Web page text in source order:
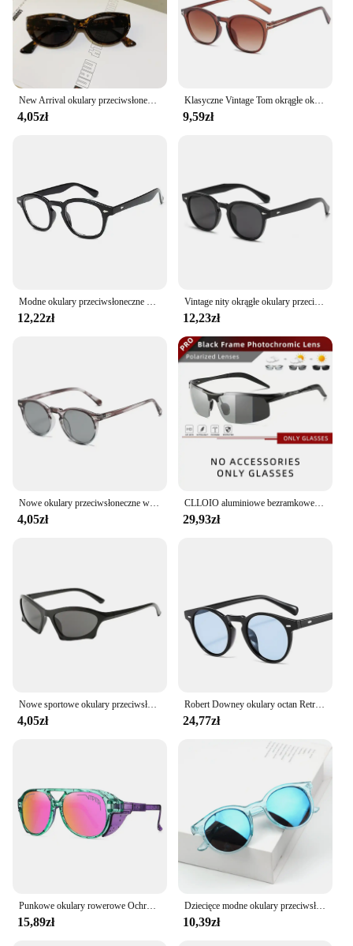
New Arrival okulary przeciwsłoneczne Cat Eye damskie owalne okulary eliptyczne kwadratowe okulary przeciwsłoneczne marki Vintage dla kobiet okulary damskie
4,05zł
Klasyczne Vintage Tom okrągłe okulary przeciwsłoneczne męskie w stylu Retro marka projektant okulary przeciwsłoneczne męskie kobiece moda Street Tide unisex kobieta
9,59zł
Modne okulary przeciwsłoneczne mężczyźni kobiety Vintage okrągły odcień Ocean przezroczyste niebieskie soczewki marka Design okulary przeciwsłoneczne óculos De Sol
12,22zł
Vintage nity okrągłe okulary przeciwsłoneczne męskie kobiety Retro plastikowe owalne okulary przeciwsłoneczne męskie klasyczne letnie wakacje okulary przeciwsłoneczne do jazdy
12,23zł
Nowe okulary przeciwsłoneczne w stylu Retro spolaryzowane męskie damskie małe okrągłe okulary przeciwsłoneczne dla męskich okularów literackich w stylu Vintage
4,05zł
CLLOIO aluminiowe bezramkowe fotochromowe okulary przeciwsłoneczne męskie spolaryzowane okulary przeciwodblaskowe do jazdy kameleon podróżne gogle wędkarskie UV400
29,93zł
Nowe sportowe okulary przeciwsłoneczne Y2K Kobiety Trendy Punk Okulary przeciwsłoneczne Mężczyźni Retro 2000's Luksusowa marka One Piece Specjalny kształt Gafas De Sol
4,05zł
Robert Downey okulary octan Retro classic okrągłe okulary unisex lato moda okulary Vintage czerwony żółty niebieski fioletowy
24,77zł
Punkowe okulary rowerowe Ochrona UV Wiatroszczelna, odporna na promieniowanie UV Szkło rowerowe Lekki filtr przeciwsłoneczny Gogle sportowe na świeżym powietrzu Motocross
15,89zł
Dziecięce modne okulary przeciwsłoneczne czarne, klasyczne okulary przeciwsłoneczne chroniące przed słońcem
10,39zł